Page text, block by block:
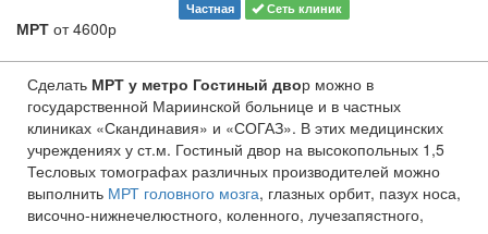
Частная Сеть клиник
МРТ от 4600р
Сделать МРТ у метро Гостиный двор можно в
государственной Мариинской больнице и в частных
клиниках «Скандинавия» и «СОГАЗ». В этих медицинских
учреждениях у ст.м. Гостиный двор на высокопольных 1,5
Тесловых томографах различных производителей можно
выполнить МРТ головного мозга, глазных орбит, пазух носа,
височно-нижнечелюстного, коленного, лучезапястного,